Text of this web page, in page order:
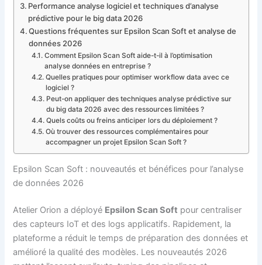
Performance analyse logiciel et techniques d’analyse
prédictive pour le big data 2026
Questions fréquentes sur Epsilon Scan Soft et analyse de
données 2026
Comment Epsilon Scan Soft aide-t-il à l’optimisation
analyse données en entreprise ?
Quelles pratiques pour optimiser workflow data avec ce
logiciel ?
Peut-on appliquer des techniques analyse prédictive sur
du big data 2026 avec des ressources limitées ?
Quels coûts ou freins anticiper lors du déploiement ?
Où trouver des ressources complémentaires pour
accompagner un projet Epsilon Scan Soft ?
Epsilon Scan Soft : nouveautés et bénéfices pour l’analyse
de données 2026
Atelier Orion a déployé Epsilon Scan Soft pour centraliser
des capteurs IoT et des logs applicatifs. Rapidement, la
plateforme a réduit le temps de préparation des données et
amélioré la qualité des modèles. Les nouveautés 2026